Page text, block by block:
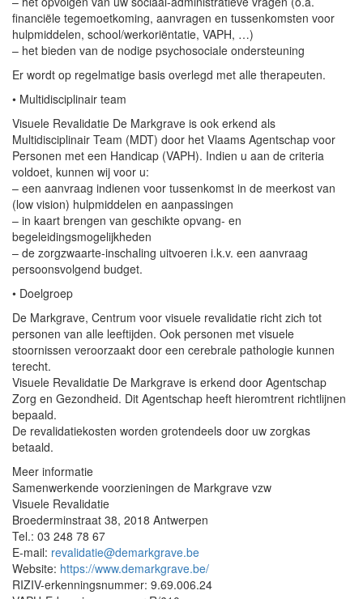
financiële tegemoetkoming, aanvragen en tussenkomsten voor
hulpmiddelen, school/werkoriëntatie, VAPH, …)
– het bieden van de nodige psychosociale ondersteuning
Er wordt op regelmatige basis overlegd met alle therapeuten.
• Multidisciplinair team
Visuele Revalidatie De Markgrave is ook erkend als
Multidisciplinair Team (MDT) door het Vlaams Agentschap voor
Personen met een Handicap (VAPH). Indien u aan de criteria
voldoet, kunnen wij voor u:
– een aanvraag indienen voor tussenkomst in de meerkost van
(low vision) hulpmiddelen en aanpassingen
– in kaart brengen van geschikte opvang- en
begeleidingsmogelijkheden
– de zorgzwaarte-inschaling uitvoeren i.k.v. een aanvraag
persoonsvolgend budget.
• Doelgroep
De Markgrave, Centrum voor visuele revalidatie richt zich tot
personen van alle leeftijden. Ook personen met visuele
stoornissen veroorzaakt door een cerebrale pathologie kunnen
terecht.
Visuele Revalidatie De Markgrave is erkend door Agentschap
Zorg en Gezondheid. Dit Agentschap heeft hieromtrent richtlijnen
bepaald.
De revalidatiekosten worden grotendeels door uw zorgkas
betaald.
Meer informatie
Samenwerkende voorzieningen de Markgrave vzw
Visuele Revalidatie
Broederminstraat 38, 2018 Antwerpen
Tel.: 03 248 78 67
E-mail: revalidatie@demarkgrave.be
Website: https://www.demarkgrave.be/
RIZIV-erkenningsnummer: 9.69.006.24